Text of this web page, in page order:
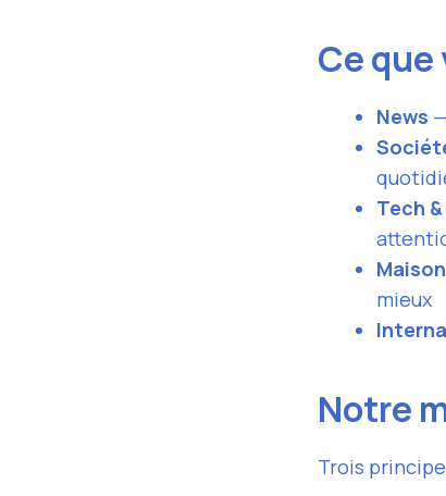
Ce
News
Tech
mieux
Notre
Trois